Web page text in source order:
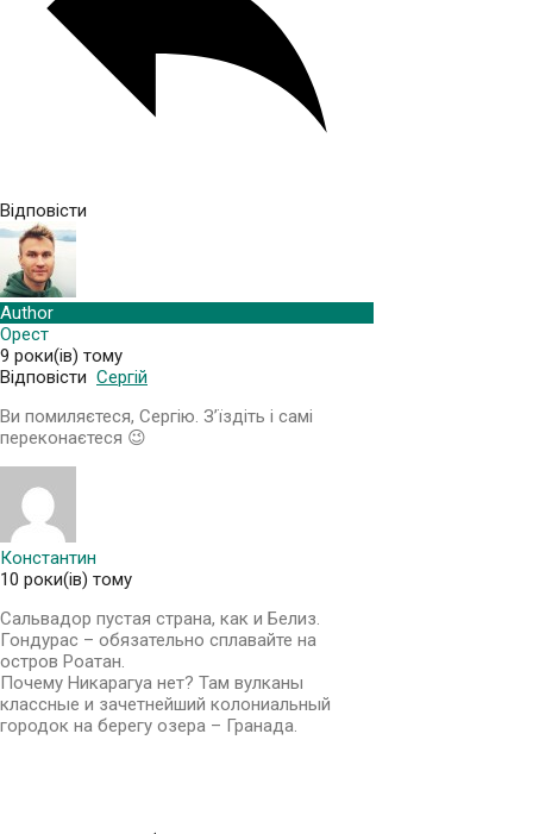
Відповісти
Author
Орест
9 роки(ів) тому
Відповісти Сергій
Ви помиляєтеся, Сергію. З’їздіть і самі
переконаєтеся 😉
Константин
10 роки(ів) тому
Сальвадор пустая страна, как и Белиз.
Гондурас – обязательно сплавайте на
остров Роатан.
Почему Никарагуа нет? Там вулканы
классные и зачетнейший колониальный
городок на берегу озера – Гранада.